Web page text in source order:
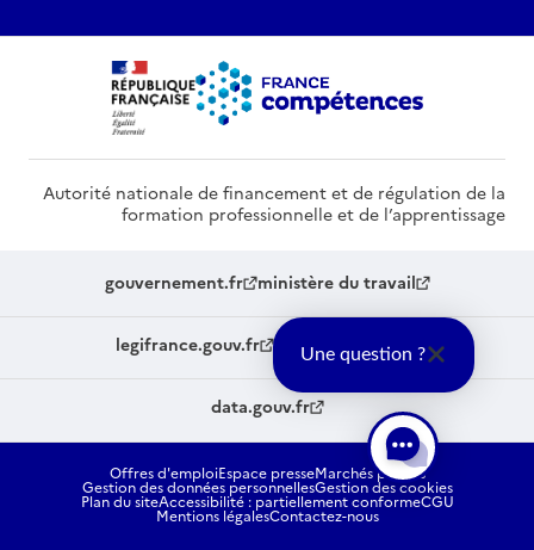
Autorité nationale de financement et de régulation de la
formation professionnelle et de l’apprentissage
gouvernement.fr ministère du travail
legifrance.gouv.fr service-public.fr
data.gouv.fr
Offres d'emploiEspace presseMarchés publics
Gestion des données personnellesGestion des cookies
Plan du siteAccessibilité : partiellement conformeCGU
Mentions légalesContactez-nous
Une question ?